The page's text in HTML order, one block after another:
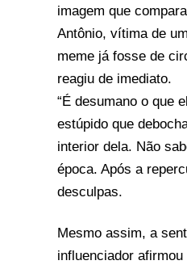
imagem que
Antônio, vítima de
meme já fosse de
reagiu de imediato.
“É desumano o que
estúpido que
interior dela. Não
época. Após a
desculpas.
Mesmo assim, a
influenciador